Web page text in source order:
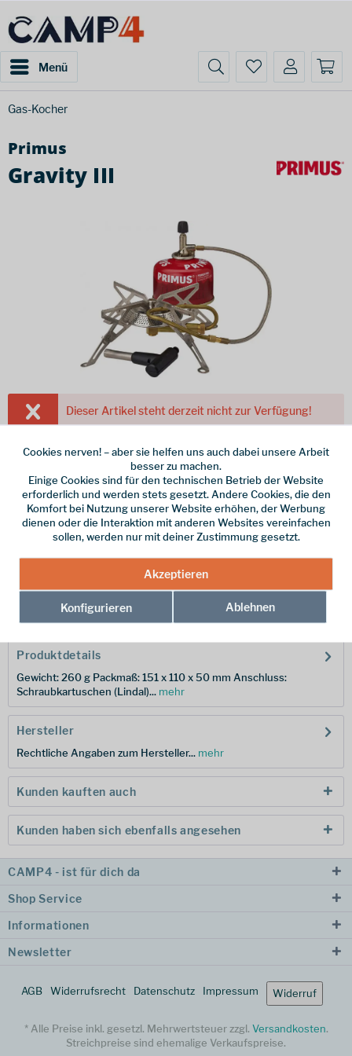
Menü
Gas-Kocher
Primus
Gravity III
Dieser Artikel steht derzeit nicht zur Verfügung!
99,95 € *
/ Versandkostenfrei!
Merken
Hersteller-Nr.: P328196
Mit dem Gravity III von Primus hast du einen starken Gaskocher
für die Zubereitung von leckeren...
Produktdetails
Gewicht: 260 g Packmaß: 151 x 110 x 50 mm Anschluss:
Schraubkartuschen (Lindal)... mehr
Hersteller
Rechtliche Angaben zum Hersteller... mehr
Kunden kauften auch
Kunden haben sich ebenfalls angesehen
CAMP4 - ist für dich da
Shop Service
Informationen
Newsletter
AGB Widerrufsrecht Datenschutz Impressum Widerruf
* Alle Preise inkl. gesetzl. Mehrwertsteuer zzgl. Versandkosten.
Streichpreise sind ehemalige Verkaufspreise.
Cookies nerven! – aber sie helfen uns auch dabei unsere Arbeit
besser zu machen.
Einige Cookies sind für den technischen Betrieb der Website
erforderlich und werden stets gesetzt. Andere Cookies, die den
Komfort bei Nutzung unserer Website erhöhen, der Werbung
dienen oder die Interaktion mit anderen Websites vereinfachen
sollen, werden nur mit deiner Zustimmung gesetzt.
Akzeptieren
Konfigurieren Ablehnen